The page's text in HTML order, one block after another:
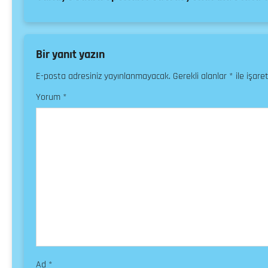
Bir yanıt yazın
E-posta adresiniz yayınlanmayacak. Gerekli alanlar * ile
Yorum *
Ad *